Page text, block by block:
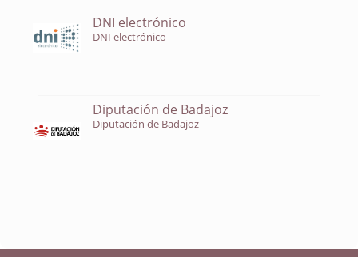
DNI electrónico
DNI electrónico
Diputación de Badajoz
Diputación de Badajoz